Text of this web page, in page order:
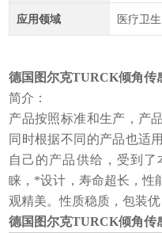
应用领域 医疗卫
德国图尔克TURCK倾角传
简介：
产品按照标准和生产，产
同时根据不同的产品也适
自己的产品供给，受到
睐，*设计，寿命超长，性
观精美。性质稳质，包装优
德国图尔克TURCK倾角传